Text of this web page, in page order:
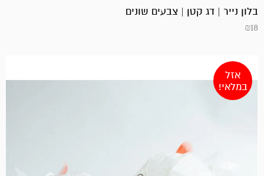
בלון נייר | דג קטן | צבעים שונים
₪18
אזל
במלאי!